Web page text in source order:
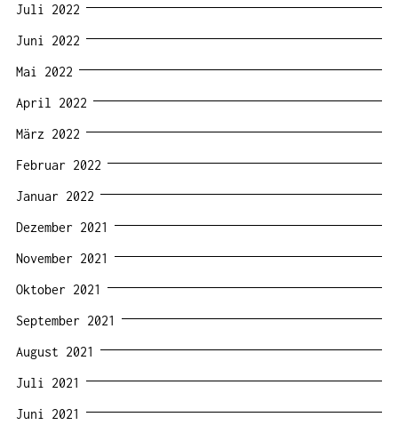
Juli 2022
Juni 2022
Mai 2022
April 2022
März 2022
Februar 2022
Januar 2022
Dezember 2021
November 2021
Oktober 2021
September 2021
August 2021
Juli 2021
Juni 2021